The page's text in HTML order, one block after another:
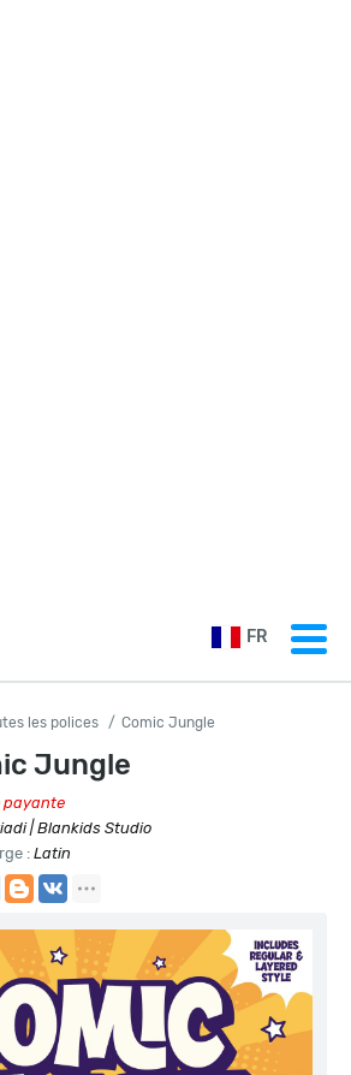
FR
les polices Comic Jungle
Jungle
payante
| Blankids Studio
: Latin